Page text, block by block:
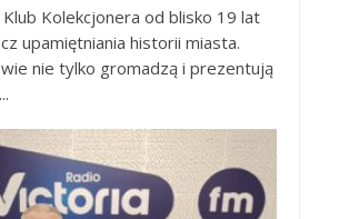
Klub Kolekcjonera od blisko 19 lat
upamiętniania historii miasta.
nie tylko gromadzą i prezentują